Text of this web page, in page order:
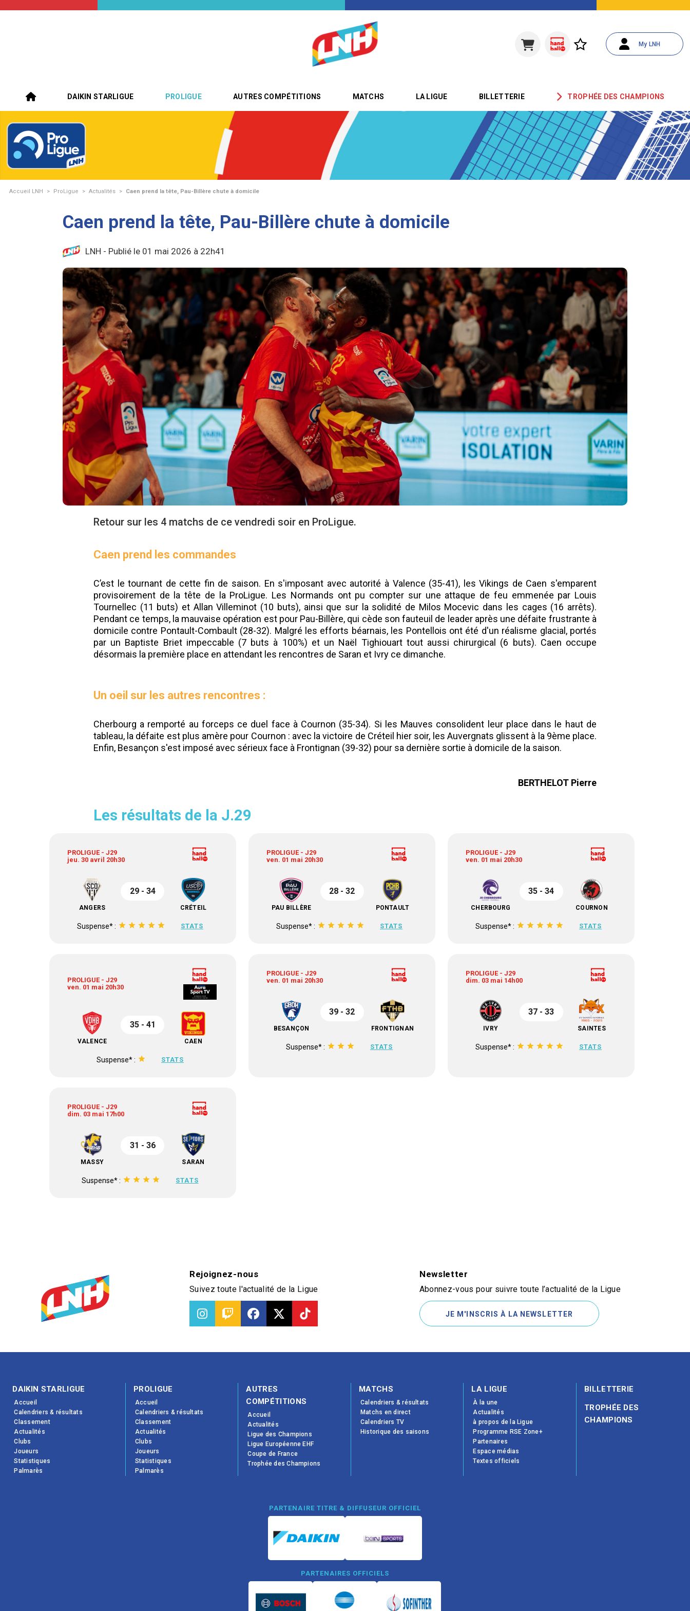
My LNH
DAIKIN STARLIGUE PROLIGUE AUTRES COMPÉTITIONS MATCHS LA LIGUE BILLETTERIE TROPHÉE DES CHAMPIONS
Accueil LNH > ProLigue > Actualités > Caen prend la tête, Pau-Billère chute à domicile
Caen prend la tête, Pau-Billère chute à domicile
LNH - Publié le 01 mai 2026 à 22h41
Retour sur les 4 matchs de ce vendredi soir en ProLigue.
Caen prend les commandes
C’est le tournant de cette fin de saison. En s'imposant avec autorité à Valence (35-41), les Vikings de Caen s'emparent
provisoirement de la tête de la ProLigue. Les Normands ont pu compter sur une attaque de feu emmenée par Louis
Tournellec (11 buts) et Allan Villeminot (10 buts), ainsi que sur la solidité de Milos Mocevic dans les cages (16 arrêts).
Pendant ce temps, la mauvaise opération est pour Pau-Billère, qui cède son fauteuil de leader après une défaite frustrante à
domicile contre Pontault-Combault (28-32). Malgré les efforts béarnais, les Pontellois ont été d'un réalisme glacial, portés
par un Baptiste Briet impeccable (7 buts à 100%) et un Naël Tighiouart tout aussi chirurgical (6 buts). Caen occupe
désormais la première place en attendant les rencontres de Saran et Ivry ce dimanche.
Un oeil sur les autres rencontres :
Cherbourg a remporté au forceps ce duel face à Cournon (35-34). Si les Mauves consolident leur place dans le haut de
tableau, la défaite est plus amère pour Cournon : avec la victoire de Créteil hier soir, les Auvergnats glissent à la 9ème place.
Enfin, Besançon s'est imposé avec sérieux face à Frontignan (39-32) pour sa dernière sortie à domicile de la saison.
BERTHELOT Pierre
Les résultats de la J.29
PROLIGUE - J29
jeu. 30 avril 20h30
ANGERS
29 - 34
CRÉTEIL
Suspense* : star star star star star STATS
PROLIGUE - J29
ven. 01 mai 20h30
PAU BILLÈRE
28 - 32
PONTAULT
Suspense* : star star star star star STATS
PROLIGUE - J29
ven. 01 mai 20h30
CHERBOURG
35 - 34
COURNON
Suspense* : star star star star star STATS
PROLIGUE - J29
ven. 01 mai 20h30
VALENCE
35 - 41
CAEN
Suspense* : star STATS
PROLIGUE - J29
ven. 01 mai 20h30
BESANÇON
39 - 32
FRONTIGNAN
Suspense* : star star star STATS
PROLIGUE - J29
dim. 03 mai 14h00
IVRY
37 - 33
SAINTES
Suspense* : star star star star star STATS
PROLIGUE - J29
dim. 03 mai 17h00
MASSY
31 - 36
SARAN
Suspense* : star star star star STATS
Rejoignez-nous
Suivez toute l'actualité de la Ligue
Newsletter
Abonnez-vous pour suivre toute l’actualité de la Ligue
JE M'INSCRIS À LA NEWSLETTER
DAIKIN STARLIGUE
Accueil
Calendriers & résultats
Classement
Actualités
Clubs
Joueurs
Statistiques
Palmarès
PROLIGUE
Accueil
Calendriers & résultats
Classement
Actualités
Clubs
Joueurs
Statistiques
Palmarès
AUTRES
COMPÉTITIONS
Accueil
Actualités
Ligue des Champions
Ligue Européenne EHF
Coupe de France
Trophée des Champions
MATCHS
Calendriers & résultats
Matchs en direct
Calendriers TV
Historique des saisons
LA LIGUE
À la une
Actualités
à propos de la Ligue
Programme RSE Zone+
Partenaires
Espace médias
Textes officiels
BILLETTERIE
TROPHÉE DES
CHAMPIONS
PARTENAIRE TITRE & DIFFUSEUR OFFICIEL
PARTENAIRES OFFICIELS